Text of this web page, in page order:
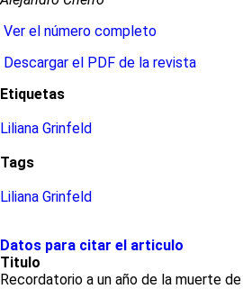
Ver el número completo
Descargar el PDF de la revista
Etiquetas
Liliana Grinfeld
Tags
Liliana Grinfeld
Datos para citar el articulo
Titulo
Recordatorio a un año de la muerte